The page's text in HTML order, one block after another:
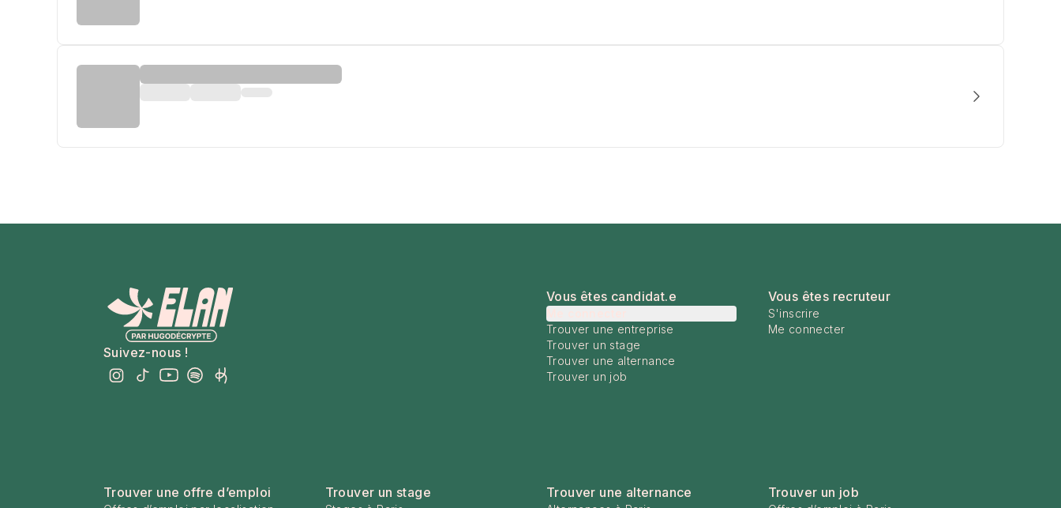
Suivez-nous !
Vous êtes candidat.e
Trouver une entreprise
Trouver un stage
Trouver une alternance
Trouver un job
Vous êtes recruteur
S'inscrire
Me connecter
Trouver une offre d’emploi Trouver un stage Trouver une alternance Trouver un job